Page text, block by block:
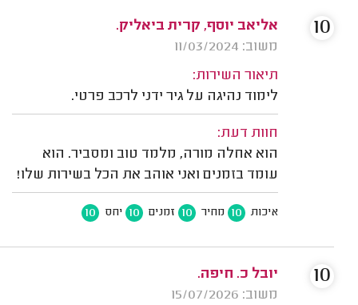
אליאב יוסף, קרית ביאליק.
משוב: 11/03/2024
תיאור השירות:
לימוד נהיגה על גיר ידני לרכב פרטי.
חוות דעת:
הוא אחלה מורה, מלמד טוב ומסביר. הוא
עומד בזמנים ואני אוהב את הכל בשירות שלו!
איכות 10 מחיר 10 זמנים 10 יחס 10
10
יובל כ. חיפה.
משוב: 15/07/2026
10